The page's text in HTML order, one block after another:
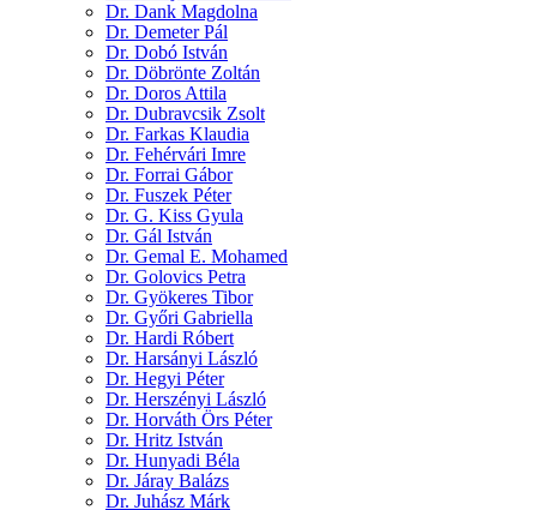
Dr. Dank Magdolna
Dr. Demeter Pál
Dr. Dobó István
Dr. Döbrönte Zoltán
Dr. Doros Attila
Dr. Dubravcsik Zsolt
Dr. Farkas Klaudia
Dr. Fehérvári Imre
Dr. Forrai Gábor
Dr. Fuszek Péter
Dr. G. Kiss Gyula
Dr. Gál István
Dr. Gemal E. Mohamed
Dr. Golovics Petra
Dr. Gyökeres Tibor
Dr. Győri Gabriella
Dr. Hardi Róbert
Dr. Harsányi László
Dr. Hegyi Péter
Dr. Herszényi László
Dr. Horváth Örs Péter
Dr. Hritz István
Dr. Hunyadi Béla
Dr. Járay Balázs
Dr. Juhász Márk